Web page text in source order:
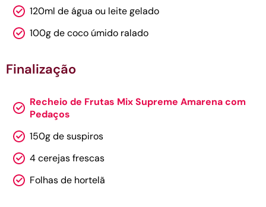
120ml de água ou leite gelado
100g de coco úmido ralado
Finalização
Recheio de Frutas Mix Supreme Amarena com
Pedaços
150g de suspiros
4 cerejas frescas
Folhas de hortelã